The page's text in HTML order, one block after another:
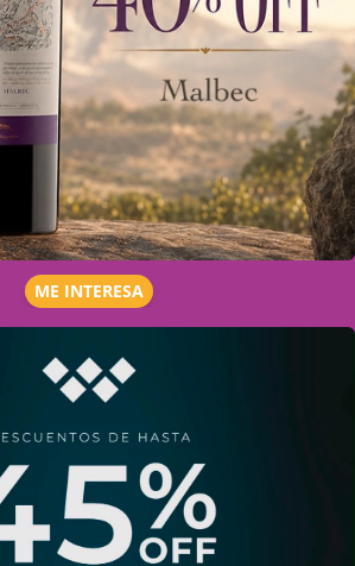
ME INTERESA